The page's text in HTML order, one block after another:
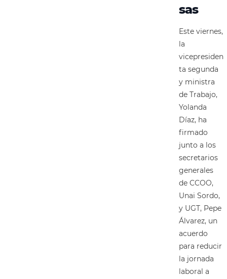
sas
Este viernes,
la
vicepresiden
ta segunda
y ministra
de Trabajo,
Yolanda
Díaz, ha
firmado
junto a los
secretarios
generales
de CCOO,
Unai Sordo,
y UGT, Pepe
Álvarez, un
acuerdo
para reducir
la jornada
laboral a